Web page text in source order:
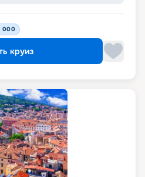
000
круиз